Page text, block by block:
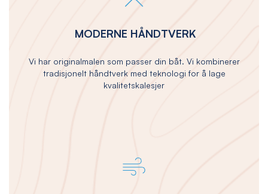
MODERNE HÅNDTVERK
Vi har originalmalen som passer din båt. Vi kombinerer
tradisjonelt håndtverk med teknologi for å lage
kvalitetskalesjer